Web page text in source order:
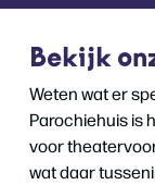
Bekijk
Weten wat er
Parochiehuis is
voor
wat daar